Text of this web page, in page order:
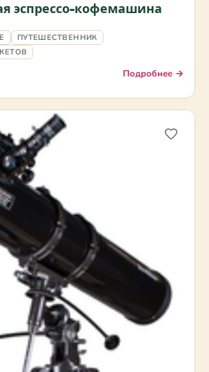
эспрессо-кофемашина
ПУТЕШЕСТВЕННИК
Подробнее →